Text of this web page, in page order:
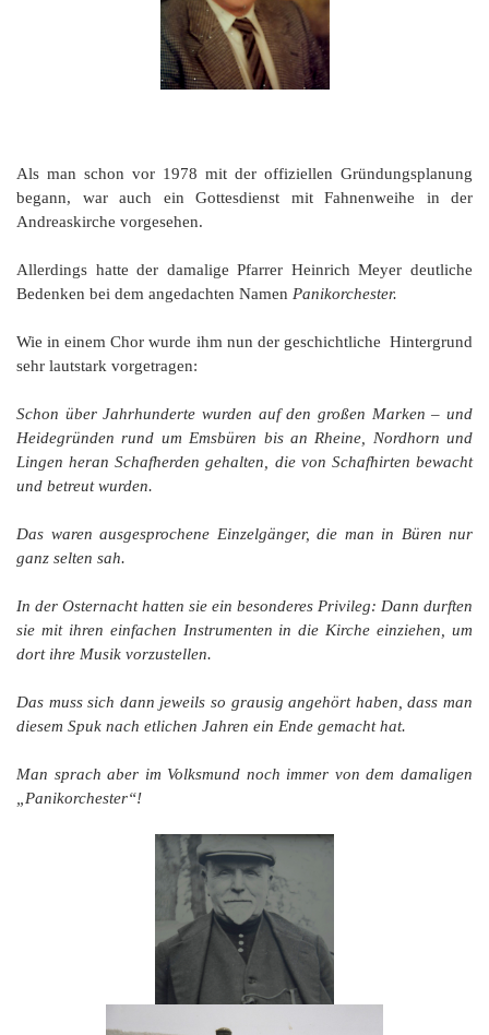
Als man schon vor 1978 mit der offiziellen Gründungsplanung
begann, war auch ein Gottesdienst mit Fahnenweihe in der
Andreaskirche vorgesehen.
Allerdings hatte der damalige Pfarrer Heinrich Meyer deutliche
Bedenken bei dem angedachten Namen Panikorchester.
Wie in einem Chor wurde ihm nun der geschichtliche Hintergrund
sehr lautstark vorgetragen:
Schon über Jahrhunderte wurden auf den großen Marken – und
Heidegründen rund um Emsbüren bis an Rheine, Nordhorn und
Lingen heran Schafherden gehalten, die von Schafhirten bewacht
und betreut wurden.
Das waren ausgesprochene Einzelgänger, die man in Büren nur
ganz selten sah.
In der Osternacht hatten sie ein besonderes Privileg: Dann durften
sie mit ihren einfachen Instrumenten in die Kirche einziehen, um
dort ihre Musik vorzustellen.
Das muss sich dann jeweils so grausig angehört haben, dass man
diesem Spuk nach etlichen Jahren ein Ende gemacht hat.
Man sprach aber im Volksmund noch immer von dem damaligen
„Panikorchester“!